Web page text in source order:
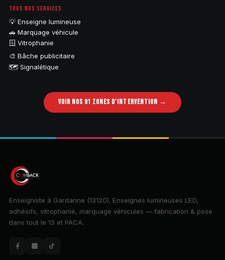
TOUS NOS SERVICES
💡 Enseigne lumineuse
🚗 Marquage véhicule
🪟 Vitrophanie
🎨 Bâche publicitaire
🗺️ Signalétique
VOIR NOS 91 ZONES D'INTERVENTION →
Enseigniste à Gardanne (13120). Enseignes lumineuses LED,
adhésifs, vitrophanie, marquage véhicules — fabrication & pose
dans tout le 13 et PACA.